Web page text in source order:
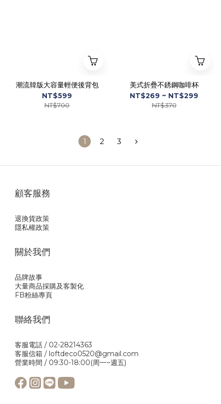
潮流韓版大容量輕便後背包
NT$599
NT$700
美式折疊不銹鋼咖啡杯
NT$269 ~ NT$299
NT$370
1 2 3
顧客服務
退換貨政策
隱私權政策
關於我們
品牌故事
大量商品採購及客製化
FB粉絲專頁
聯絡我們
客服電話 / 02-28214363
客服信箱 / loftdeco0520@gmail.com
營業時間 / 09:30-18:00(周一~週五)